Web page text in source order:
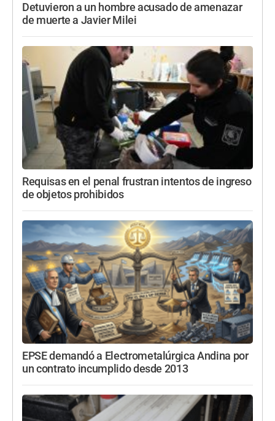
Detuvieron a un hombre acusado de amenazar
de muerte a Javier Milei
Requisas en el penal frustran intentos de ingreso
de objetos prohibidos
EPSE demandó a Electrometalúrgica Andina por
un contrato incumplido desde 2013